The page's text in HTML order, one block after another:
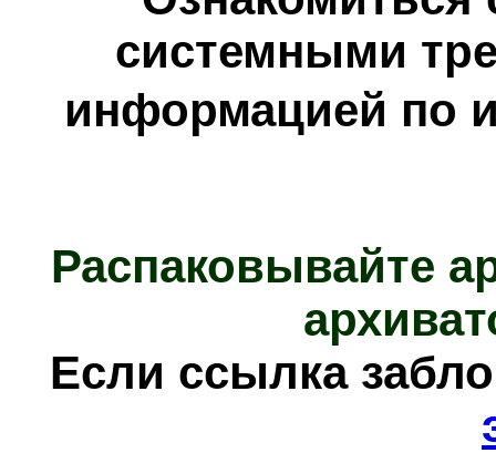
системными
информацией по
Распаковывайте
Если ссылка